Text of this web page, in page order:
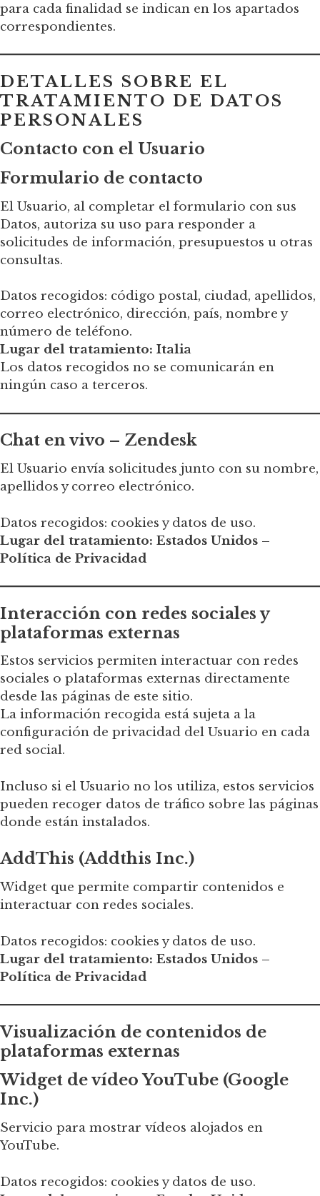
para cada finalidad se indican en los apartados
correspondientes.
DETALLES SOBRE EL
TRATAMIENTO DE DATOS
PERSONALES
Contacto con el Usuario
Formulario de contacto
El Usuario, al completar el formulario con sus
Datos, autoriza su uso para responder a
solicitudes de información, presupuestos u otras
consultas.
Datos recogidos: código postal, ciudad, apellidos,
correo electrónico, dirección, país, nombre y
número de teléfono.
Lugar del tratamiento: Italia
Los datos recogidos no se comunicarán en
ningún caso a terceros.
Chat en vivo – Zendesk
El Usuario envía solicitudes junto con su nombre,
apellidos y correo electrónico.
Datos recogidos: cookies y datos de uso.
Lugar del tratamiento: Estados Unidos –
Política de Privacidad
Interacción con redes sociales y
plataformas externas
Estos servicios permiten interactuar con redes
sociales o plataformas externas directamente
desde las páginas de este sitio.
La información recogida está sujeta a la
configuración de privacidad del Usuario en cada
red social.
Incluso si el Usuario no los utiliza, estos servicios
pueden recoger datos de tráfico sobre las páginas
donde están instalados.
AddThis (Addthis Inc.)
Widget que permite compartir contenidos e
interactuar con redes sociales.
Datos recogidos: cookies y datos de uso.
Lugar del tratamiento: Estados Unidos –
Política de Privacidad
Visualización de contenidos de
plataformas externas
Widget de vídeo YouTube (Google
Inc.)
Servicio para mostrar vídeos alojados en
YouTube.
Datos recogidos: cookies y datos de uso.